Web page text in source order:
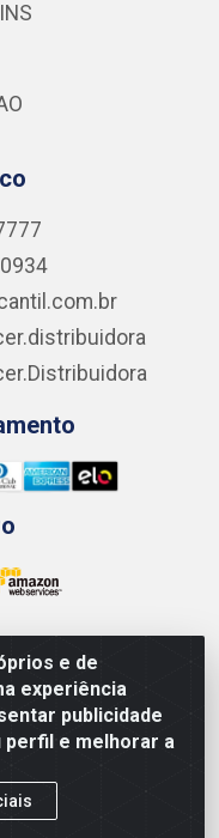
e de
experiência
publicidade
perfil e melhorar a
Miguel, 1845 -
000 - CNPJ